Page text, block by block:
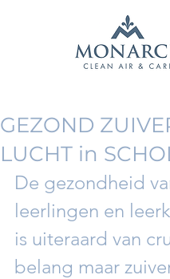
GEZOND
LUCHT in
De gezondheid
leerlingen en
is uiteraard van
belang maar